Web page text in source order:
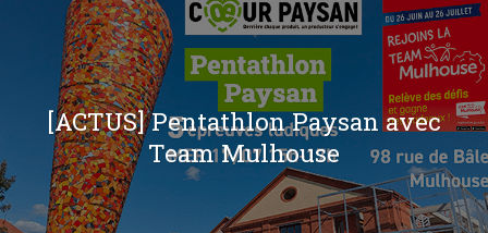
[ACTUS] Pentathlon Paysan avec
Team Mulhouse